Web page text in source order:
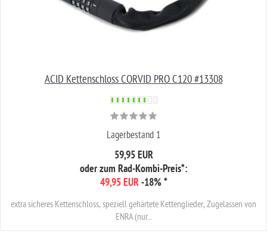
ACID Kettenschloss CORVID PRO C120 #13308
Lagerbestand 1
59,95 EUR
oder zum Rad-Kombi-Preis*:
49,95 EUR -18%*
extra sicheres Kettenschloss, speziell gehärtete Kettenglieder, Zugelassen von
ENRA (nur...